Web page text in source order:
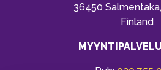
36450
Finland